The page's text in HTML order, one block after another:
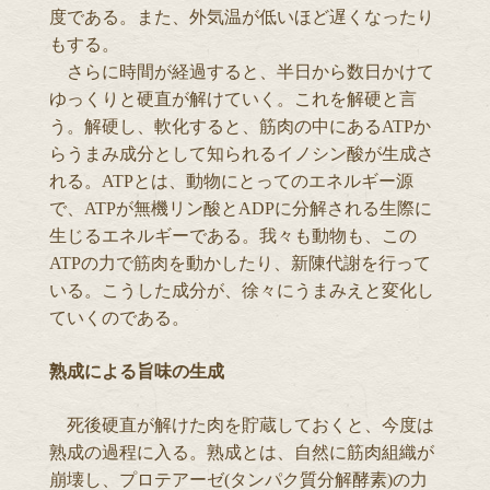
度である。また、外気温が低いほど遅くなったり
もする。
さらに時間が経過すると、半日から数日かけて
ゆっくりと硬直が解けていく。これを解硬と言
う。解硬し、軟化すると、筋肉の中にあるATPか
らうまみ成分として知られるイノシン酸が生成さ
れる。ATPとは、動物にとってのエネルギー源
で、ATPが無機リン酸とADPに分解される生際に
生じるエネルギーである。我々も動物も、この
ATPの力で筋肉を動かしたり、新陳代謝を行って
いる。こうした成分が、徐々にうまみえと変化し
ていくのである。
熟成による旨味の生成
死後硬直が解けた肉を貯蔵しておくと、今度は
熟成の過程に入る。熟成とは、自然に筋肉組織が
崩壊し、プロテアーゼ(タンパク質分解酵素)の力